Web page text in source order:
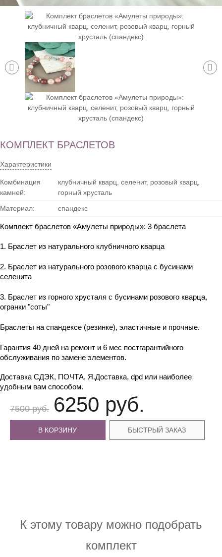
КОМПЛЕКТ БРАСЛЕТОВ
Характеристики
Комбинация
камней:
клубничный кварц, селенит, розовый кварц,
горный хрусталь
Материал:
спандекс
Комплект браслетов «Амулеты природы»: 3 браслета
1. Браслет из натурального клубничного кварца
2. Браслет из натурального розового кварца с бусинами
селенита
3. Браслет из горного хрусталя с бусинами розового кварца,
огранки "соты"
Браслеты на спандексе (резинке), эластичные и прочные.
Гарантия 40 дней на ремонт и 6 мес постгарантийного
обслуживания по замене элементов.
Доставка СДЭК, ПОЧТА, Я.Доставка, dpd или наиболее
удобным вам способом.
7500 руб. 6250 руб.
В КОРЗИНУ БЫСТРЫЙ ЗАКАЗ
К этому товару можно подобрать
комплект